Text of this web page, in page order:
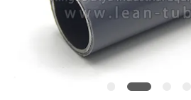
साइटमैप